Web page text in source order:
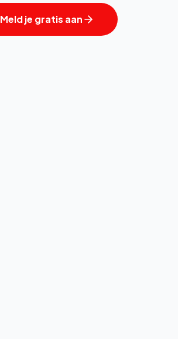
Meld je gratis aan